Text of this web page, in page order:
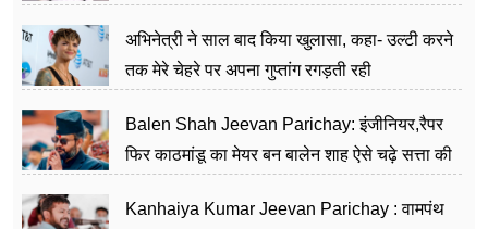
अभिनेत्री ने साल बाद किया खुलासा, कहा- उल्टी करने
तक मेरे चेहरे पर अपना गुप्तांग रगड़ती रही
Balen Shah Jeevan Parichay: इंजीनियर,रैपर
फिर काठमांडू का मेयर बन बालेन शाह ऐसे चढ़े सत्ता की
Kanhaiya Kumar Jeevan Parichay : वामपंथ